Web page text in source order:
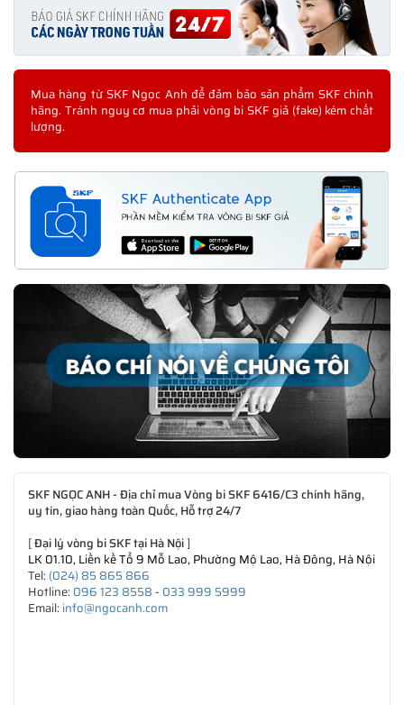
Mua hàng từ SKF Ngọc Anh để đảm bảo sản phẩm SKF chính
hãng. Tránh nguy cơ mua phải vòng bi SKF giả (fake) kém chất
lượng.
SKF NGỌC ANH - Địa chỉ mua Vòng bi SKF 6416/C3 chính hãng,
uy tín, giao hàng toàn Quốc, Hỗ trợ 24/7
[Đại lý vòng bi SKF tại Hà Nội]
LK 01.10, Liền kề Tổ 9 Mỗ Lao, Phường Mộ Lao, Hà Đông, Hà Nội
Tel: (024) 85 865 866
Hotline: 096 123 8558- 033 999 5999
Email: info@ngocanh.com